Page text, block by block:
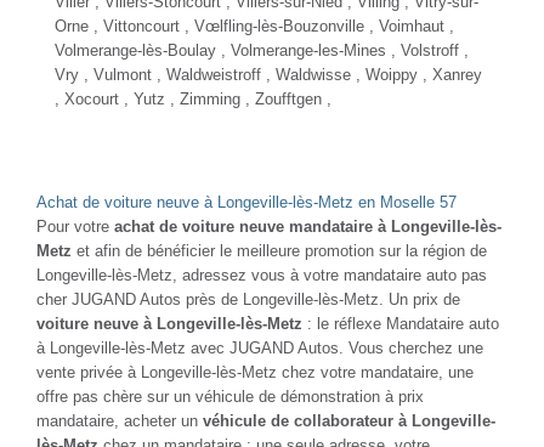
Orne , Vittoncourt , Vœlfling-lès-Bouzonville , Voimhaut ,
Volmerange-lès-Boulay , Volmerange-les-Mines , Volstroff ,
Vry , Vulmont , Waldweistroff , Waldwisse , Woippy , Xanrey
, Xocourt , Yutz , Zimming , Zoufftgen ,
Achat de voiture neuve à Longeville-lès-Metz en Moselle 57
Pour votre achat de voiture neuve mandataire à Longeville-lès-
Metz et afin de bénéficier le meilleure promotion sur la région de
Longeville-lès-Metz, adressez vous à votre mandataire auto pas
cher JUGAND Autos près de Longeville-lès-Metz. Un prix de
voiture neuve à Longeville-lès-Metz : le réflexe Mandataire auto
à Longeville-lès-Metz avec JUGAND Autos. Vous cherchez une
vente privée à Longeville-lès-Metz chez votre mandataire, une
offre pas chère sur un véhicule de démonstration à prix
mandataire, acheter un véhicule de collaborateur à Longeville-